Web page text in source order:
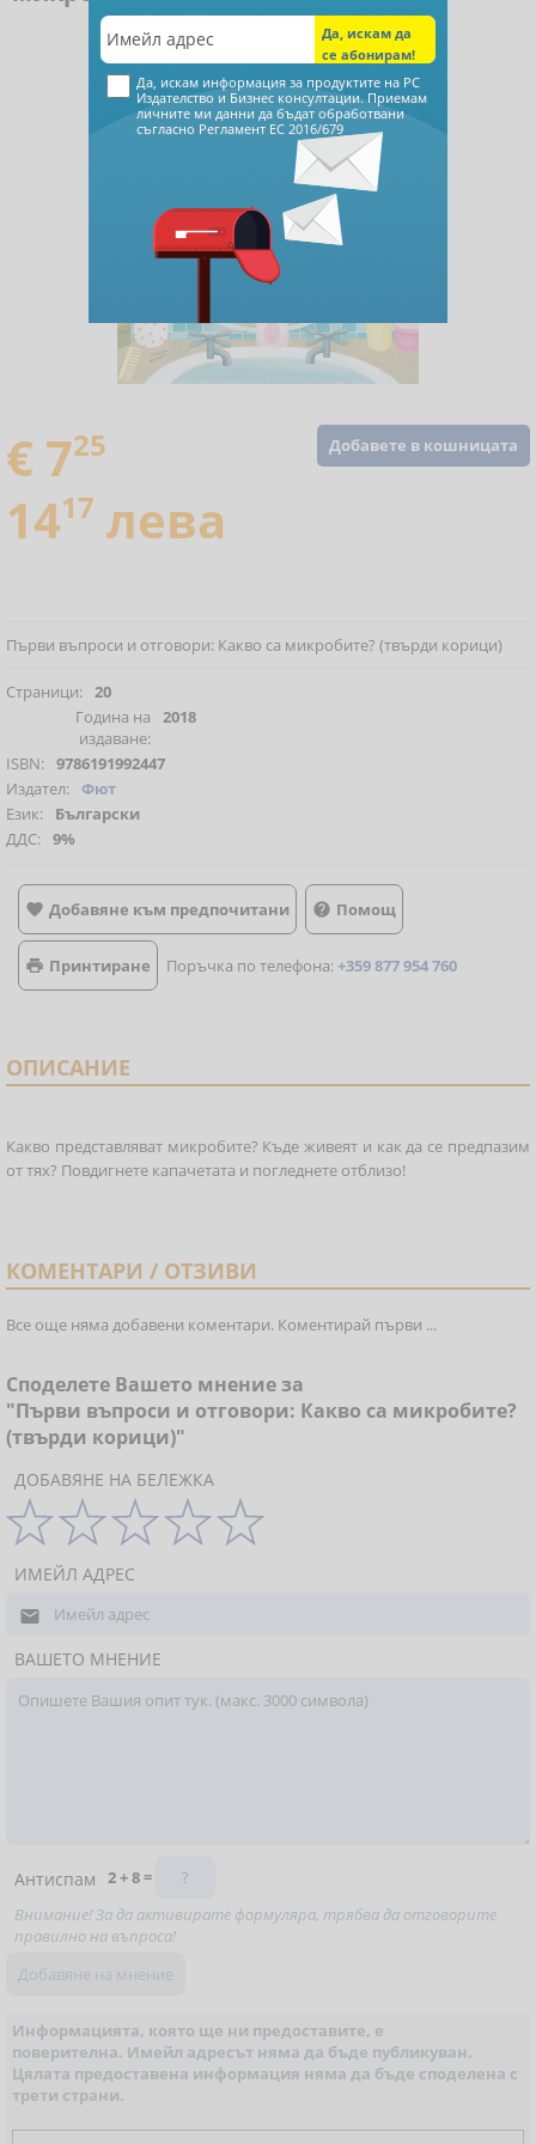
Добавете в кошницата
€ 725
1417 лева
Първи въпроси и отговори: Какво са микробите? (твърди корици)
Страници: 20
Година на
издаване:
2018
ISBN: 9786191992447
Издател: Фют
Език:
Български
ДДС: 9%
 Добавяне към предпочитани  Помощ
 Принтиране Поръчка по телефона:+359 877 954 760
ОПИСАНИЕ
Какво представляват микробите? Къде живеят и как да се предпазим
от тях? Повдигнете капачетата и погледнете отблизо!
КОМЕНТАРИ / ОТЗИВИ
Все още няма добавени коментари. Коментирай първи ...
Споделете Вашето мнение за
"Първи въпроси и отговори: Какво са микробите?
(твърди корици)"
ДОБАВЯНЕ НА БЕЛЕЖКА
ИМЕЙЛ АДРЕС

ВАШЕТО МНЕНИЕ
Антиспам
2 + 8 =
Внимание! За да активирате формуляра, трябва да отговорите
правилно на въпроса!
Информацията, която ще ни предоставите, е
поверителна. Имейл адресът няма да бъде публикуван.
Цялата предоставена информация няма да бъде споделена с
трети страни.
Да, искам информация за продуктите на РС
Издателство и Бизнес консултации. Приемам
личните ми данни да бъдат обработвани
съгласно Регламент ЕС 2016/679